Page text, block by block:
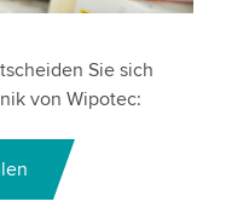
Sie sich
von Wipotec: